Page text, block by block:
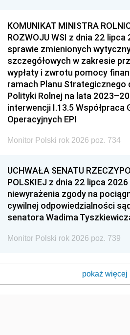
KOMUNIKAT MINISTRA
ROZWOJU WSI z dnia 22 lipca
sprawie zmienionych
szczegółowych w zakresie
wypłaty i zwrotu pomocy
ramach Planu Strategicznego
Polityki Rolnej na lata
interwencji I.13.5 Współpraca
Operacyjnych EPI
Monitor Polski rok 2026 poz. 734
UCHWAŁA SENATU
POLSKIEJ z dnia 22 lipca
niewyrażenia zgody na
cywilnej odpowiedzialności
senatora Wadima
Monitor Polski rok 2026 poz. 739
pokaż więcej